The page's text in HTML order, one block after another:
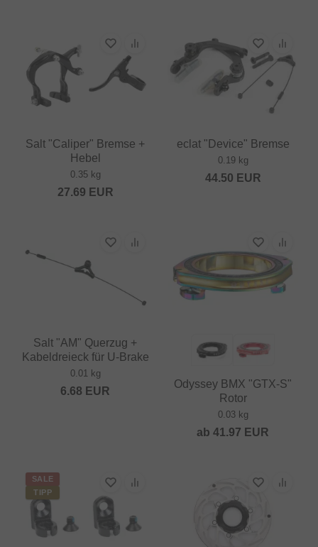
Salt "Caliper" Bremse +
Hebel
0.35 kg
27.69 EUR
eclat "Device" Bremse
0.19 kg
44.50 EUR
Salt "AM" Querzug +
Kabeldreieck für U-Brake
0.01 kg
6.68 EUR
Odyssey BMX "GTX-S"
Rotor
0.03 kg
ab 41.97 EUR
SALE
TIPP